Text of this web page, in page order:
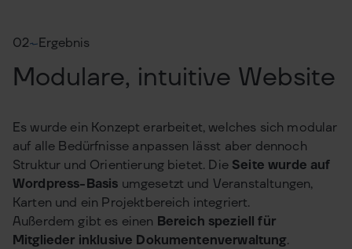
02 Ergebnis
Modulare, intuitive Website
Es wurde ein Konzept erarbeitet, welches sich modular
auf alle Bedürfnisse anpassen lässt aber dennoch
Struktur und Orientierung bietet. Die Seite wurde auf
Wordpress-Basis umgesetzt und Veranstaltungen,
Karten und ein Projektbereich integriert.
Außerdem gibt es einen Bereich speziell für
Mitglieder inklusive Dokumentenverwaltung.